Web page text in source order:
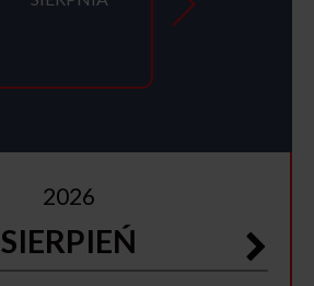
2026
SIERPIEŃ